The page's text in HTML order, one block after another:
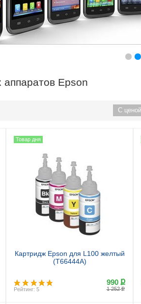
Epson
С ценой
Товар дня
Картридж Epson для L100 желтый
(T66444A)
Рейтинг: 5
990 ք
1 252ք